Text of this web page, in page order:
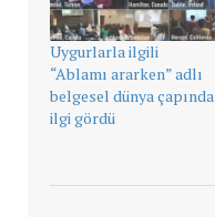
Uygurlarla ilgili
“Ablamı ararken” adlı
belgesel dünya çapında
ilgi gördü